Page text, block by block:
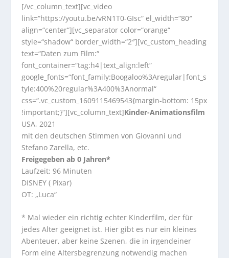
[/vc_column_text][vc_video
link=“https://youtu.be/vRN1T0-GIsc“ el_width=“80″
align=“center“][vc_separator color=“orange“
style=“shadow“ border_width=“2″][vc_custom_heading
text=“Daten zum Film:“
font_container=“tag:h4|text_align:left“
google_fonts=“font_family:Boogaloo%3Aregular|font_s
tyle:400%20regular%3A400%3Anormal“
css=“.vc_custom_1609115469543{margin-bottom: 15px
!important;}“][vc_column_text]Kinder-Animationsfilm
USA, 2021
mit den deutschen Stimmen von Giovanni und
Stefano Zarella, etc.
Freigegeben ab 0 Jahren*
Laufzeit: 96 Minuten
DISNEY ( Pixar)
OT: „Luca“
* Mal wieder ein richtig echter Kinderfilm, der für
jedes Alter geeignet ist. Hier gibt es nur ein kleines
Abenteuer, aber keine Szenen, die in irgendeiner
Form eine Altersbegrenzung notwendig machen